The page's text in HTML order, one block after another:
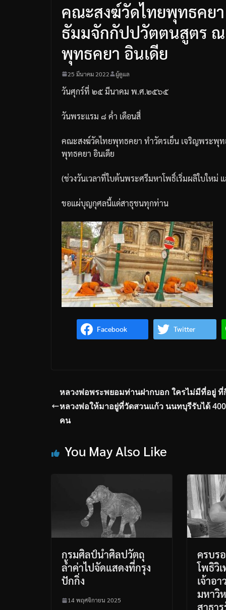
คณะสงฆ์วัดไทยพุทธคย
ธัมมจักกัปปวัตตนสูตร
พุทธคยา อินเดีย
25 มีนาคม 2022 ผู้ดูแล
วันศุกร์ที่ ๒๕มีนาคม พ.ศ.๒๕๖๕
วันพระแรม ๘ ค่ำ เดือนสี่
คณะสงฆ์วัดไทยพุทธคยา ทำวัตรเย็น เจริญพระพุ
พุทธคยา อินเดีย
(ช่วงวันเวลาที่ใบต้นพระศรีมหาโพธิ์เริ่มผลิใบใหม่
ขอแผ่บุญกุศลนี้แด่สาธุชนทุกท่าน
Facebook Twitter
หลวงพ่อพระพยอมท่านฝากบอก ใครไม่มีที่อยู่
หลวงพ่อให้มาอยู่ที่​วัดสวนแก้ว นนทบุรี​รับได้
คน
You May Also Like
กรมศิลป์นำศิลปวัตถุ
ล้ำค่าไปจัดแสดงที่กรุง
ปักกิ่ง
14 พฤศจิกายน 2025
ครบร
โพธิวิ
เจ้าอ
มหาวิ
สาธา